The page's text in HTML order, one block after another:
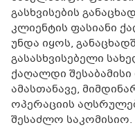
გასხვისების
კლიენტის ფასიანი
უნდა იყოს,
გასასხვისებელი
ქაღალდი
ამასთანავე,
ოპერაციის
შესაძლო საკომისიო.